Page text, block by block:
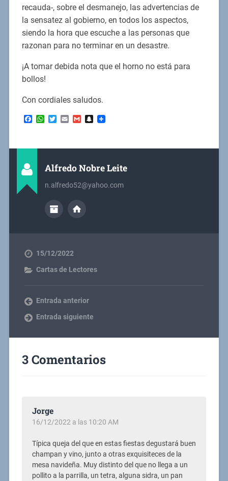
recauda-, sobre el desmanejo, las advertencias de
la sensatez al gobierno, en todos los aspectos,
siendo la hora que escuche a las personas que
razonan para no terminar en un desastre.
¡A tomar debida nota que el horno no está para
bollos!
Con cordiales saludos.
Facebook
WhatsApp
TwitterEmailGmailSnapchat
Alfredo Nobre Leite
n.alfredo52@yahoo.com
15/12/2022
Cartas de Lectores
Entrada anterior
Entrada siguiente
3 Comentarios
Jorge
16/12/2022 a las 10:20 AM
Típica queja del que en estas fiestas degustará buen
champan y vino, junto a otras exquisiteces de la
mesa navideña. Muy distinto del que no llega a un
pollito a la parrilla, un tetra, alguna sidra, un pan